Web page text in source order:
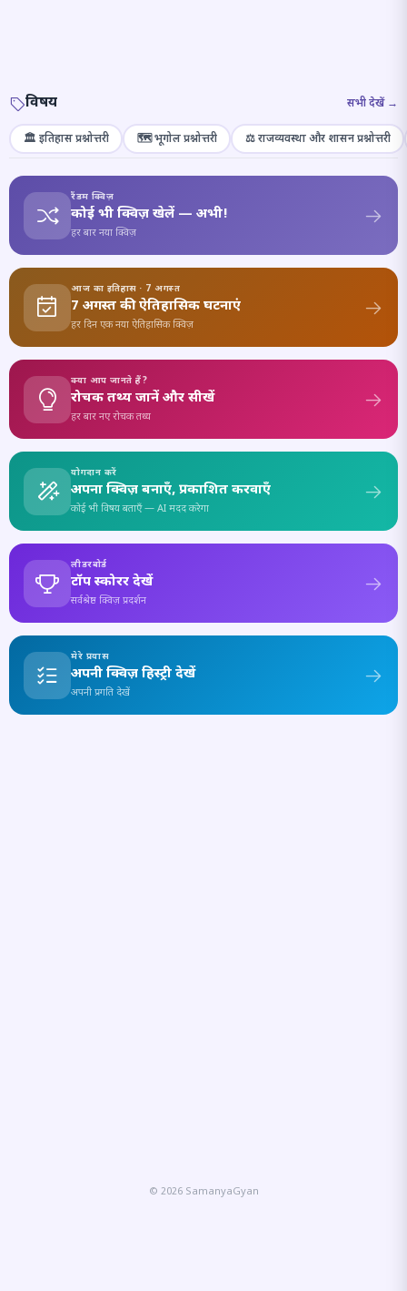
विषय सभी देखें →
🏛️ इतिहास प्रश्नोत्तरी 🗺️ भूगोल प्रश्नोत्तरी ⚖️ राजव्यवस्था और शासन प्रश्नोत्तरी
रैंडम क्विज़
कोई भी क्विज़ खेलें — अभी!
हर बार नया क्विज़
आज का इतिहास · 7 अगस्त
7 अगस्त की ऐतिहासिक घटनाएं
हर दिन एक नया ऐतिहासिक क्विज़
क्या आप जानते हैं?
रोचक तथ्य जानें और सीखें
हर बार नए रोचक तथ्य
योगदान करें
अपना क्विज़ बनाएँ, प्रकाशित करवाएँ
कोई भी विषय बताएँ — AI मदद करेगा
लीडरबोर्ड
टॉप स्कोरर देखें
सर्वश्रेष्ठ क्विज़ प्रदर्शन
मेरे प्रयास
अपनी क्विज़ हिस्ट्री देखें
अपनी प्रगति देखें
© 2026 SamanyaGyan